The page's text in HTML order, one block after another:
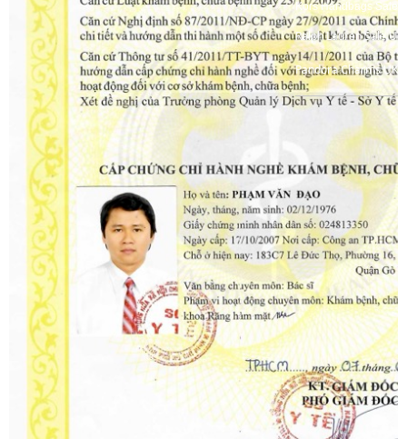
Kors Handbags Sale
Ralph Lauren Sale UK
Pandora Charms UK